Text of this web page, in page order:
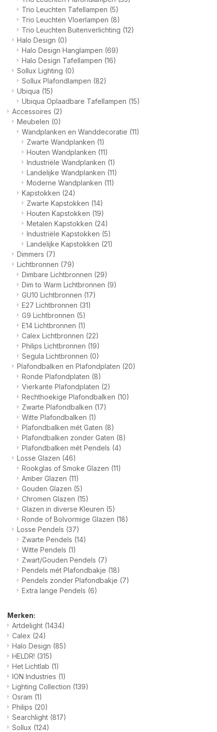
Trio Leuchten Tafellampen (5)
Trio Leuchten Vloerlampen (8)
Trio Leuchten Buitenverlichting (12)
Halo Design (0)
Halo Design Hanglampen (69)
Halo Design Tafellampen (16)
Sollux Lighting (0)
Sollux Plafondlampen (82)
Ubiqua (15)
Ubiqua Oplaadbare Tafellampen (15)
Accessoires (2)
Meubelen (0)
Wandplanken en Wanddecoratie (11)
Zwarte Wandplanken (1)
Houten Wandplanken (11)
Industriële Wandplanken (1)
Landelijke Wandplanken (11)
Moderne Wandplanken (11)
Kapstokken (24)
Zwarte Kapstokken (14)
Houten Kapstokken (19)
Metalen Kapstokken (24)
Industriële Kapstokken (5)
Landelijke Kapstokken (21)
Dimmers (7)
Lichtbronnen (79)
Dimbare Lichtbronnen (29)
Dim to Warm Lichtbronnen (9)
GU10 Lichtbronnen (17)
E27 Lichtbronnen (31)
G9 Lichtbronnen (5)
E14 Lichtbronnen (1)
Calex Lichtbronnen (22)
Philips Lichtbronnen (19)
Segula Lichtbronnen (0)
Plafondbalken en Plafondplaten (20)
Ronde Plafondplaten (8)
Vierkante Plafondplaten (2)
Rechthoekige Plafondbalken (10)
Zwarte Plafondbalken (17)
Witte Plafondbalken (1)
Plafondbalken mét Gaten (8)
Plafondbalken zonder Gaten (8)
Plafondbalken mét Pendels (4)
Losse Glazen (46)
Rookglas of Smoke Glazen (11)
Amber Glazen (11)
Gouden Glazen (5)
Chromen Glazen (15)
Glazen in diverse Kleuren (5)
Ronde of Bolvormige Glazen (18)
Losse Pendels (37)
Zwarte Pendels (14)
Witte Pendels (1)
Zwart/Gouden Pendels (7)
Pendels mét Plafondbakje (18)
Pendels zonder Plafondbakje (7)
Extra lange Pendels (6)
Merken:
Artdelight (1434)
Calex (24)
Halo Design (85)
HELDR! (315)
Het Lichtlab (1)
ION Industries (1)
Lighting Collection (139)
Osram (1)
Philips (20)
Searchlight (817)
Sollux (124)